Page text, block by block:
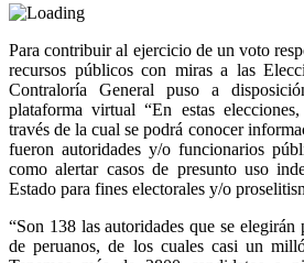
Para contribuir al ejercicio de un voto
recursos públicos con miras a las
Contraloría General puso a
plataforma virtual “En estas
través de la cual se podrá conocer
fueron autoridades y/o funcionarios
como alertar casos de presunto uso
Estado para fines electorales y/o
“Son 138 las autoridades que se
de peruanos, de los cuales casi un